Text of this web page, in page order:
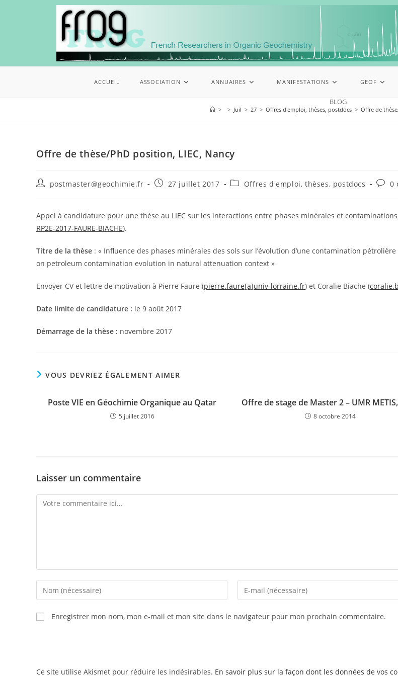
ACCUEIL ASSOCIATION ANNUAIRES MANIFESTATIONS GEOF
BLOG
> > Juil > 27 > Offres d'emploi, thèses, postdocs > Offre de
Offre de thèse/PhD position, LIEC, Nancy
postmaster@geochimie.fr 27 juillet 2017 Offres d'emploi, thèses, postdocs 0
Appel à candidature pour une thèse au LIEC sur les interactions entre phases minérales et
RP2E-2017-FAURE-BIACHE).
Titre de la thèse : « Influence des phases minérales des sols sur l’évolution d’une contamination
on petroleum contamination evolution in natural attenuation context »
Envoyer CV et lettre de motivation à Pierre Faure (pierre.faure[a]univ-lorraine.fr) et Coralie Biache (
Date limite de candidature : le 9 août 2017
Démarrage de la thèse : novembre 2017
VOUS DEVRIEZ ÉGALEMENT AIMER
Poste VIE en Géochimie Organique au Qatar
5 juillet 2016
Offre de stage de Master 2 – UMR
8 octobre 2014
Laisser un commentaire
Enregistrer mon nom, mon e-mail et mon site dans le navigateur pour mon prochain commentaire.
Ce site utilise Akismet pour réduire les indésirables. En savoir plus sur la façon dont les données de vos